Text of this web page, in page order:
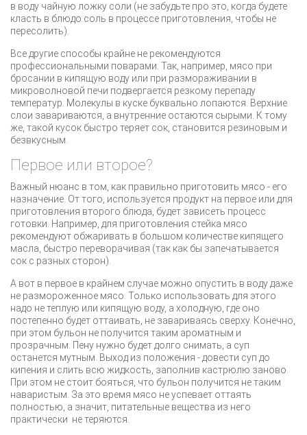
в воду чайную ложку соли (не забудьте про это, когда будете
класть в блюдо соль в процессе приготовления, чтобы не
пересолить).
Все другие способы крайне не рекомендуются
профессиональными поварами. Так, например, мясо при
бросании в кипящую воду или при размораживании в
микроволновой печи подвергается резкому перепаду
температур. Молекулы в куске буквально лопаются. Верхние
слои завариваются, а внутренние остаются сырыми. К тому
же, такой кусок быстро теряет сок, становится резиновым и
безвкусным.
Первое или второе?
Важный нюанс в том, как правильно приготовить мясо - его
назначение. От того, используется продукт на первое или для
приготовления второго блюда, будет зависеть процесс
готовки. Например, для приготовления стейка мясо
рекомендуют обжаривать в большом количестве кипящего
масла, быстро переворачивая (так как бы запечатывается
сок с разных сторон).
А вот в первое в крайнем случае можно опустить в воду даже
не размороженное мясо. Только использовать для этого
надо не теплую или кипящую воду, а холодную, где оно
постепенно будет оттаивать, не завариваясь сверху. Конечно,
при этом бульон не получится таким ароматным и
прозрачным. Пену нужно будет долго снимать, а суп
останется мутным. Выход из положения - довести суп до
кипения и слить всю жидкость, заполнив кастрюлю заново.
При этом не стоит бояться, что бульон получится не таким
наваристым. За это время мясо не успевает оттаять
полностью, а значит, питательные вещества из него
практически не теряются.